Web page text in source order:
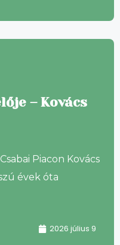
– Kovács
Piacon Kovács
évek óta
2026 július 9